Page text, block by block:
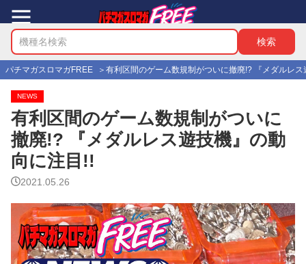
パチマガスロマガFREE 有利区間のゲーム数規制がついに撤廃!? 『メダルレ
NEWS
有利区間のゲーム数規制がついに
撤廃!? 『メダルレス遊技機』の動
向に注目!!
2021.05.26